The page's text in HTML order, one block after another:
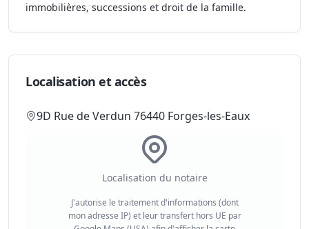
immobilières, successions et droit de la famille.
Localisation et accès
9D Rue de Verdun 76440 Forges-les-Eaux
Localisation du notaire
J'autorise le traitement d'informations (dont
mon adresse IP) et leur transfert hors UE par